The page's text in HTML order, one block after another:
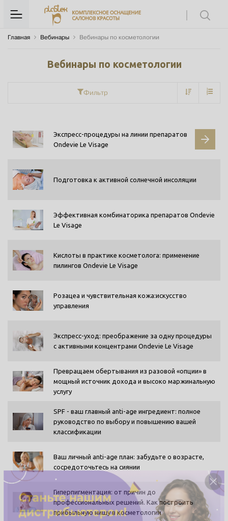
Главная Вебинары Вебинары по косметологии
Вебинары по косметологии
Фильтр
Экспресс-процедуры на линии препаратов
Ondevie Le Visage
Подготовка к активной солнечной инсоляции
Эффективная комбинаторика препаратов Ondevie
Le Visage
Кислоты в практике косметолога: применение
пилингов Ondevie Le Visage
Розацеа и чувствительная кожа:искусство
управления
Экспресс-уход: преображение за одну процедуры
с активными концентрами Ondevie Le Visage
Превращаем обертывания из разовой «опции» в
мощный источник дохода и высоко маржинальную
услугу
SPF - ваш главный anti-age ингредиент: полное
руководство по выбору и повышению вашей
классификации
Ваш личный anti-age план: забудьте о возрасте,
сосредоточьтесь на сиянии
Гиперпигментация: от причин до
профессиональных решений. Как построить
прибыльную нишу в косметологии